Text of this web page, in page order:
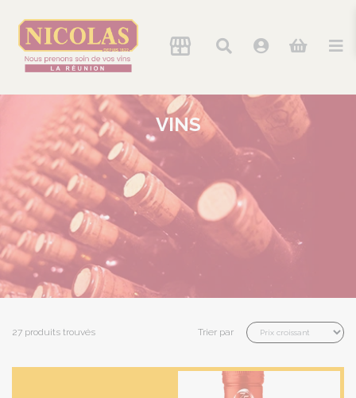
VINS
27 produits trouvés Trier par